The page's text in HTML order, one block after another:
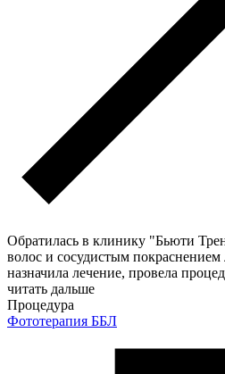
Обратилась в клинику "Бьюти
волос​ и сосудистым
назначила лечение, провела
читать дальше
Процедура
Фототерапия ББЛ